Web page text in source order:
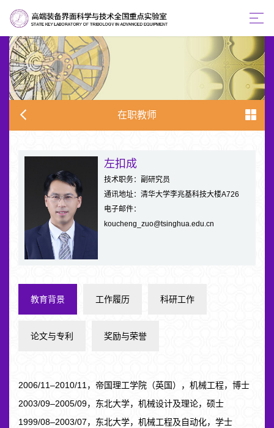
在职教师
左扣成
技术职务：副研究员
通讯地址：清华大学李兆基科技大楼A726
电子邮件：
koucheng_zuo@tsinghua.edu.cn
教育背景 工作履历 科研工作
论文与专利 奖励与荣誉
2006/11–2010/11，帝国理工学院（英国），机械工程，博士
2003/09–2005/09，东北大学，机械设计及理论，硕士
1999/08–2003/07，东北大学，机械工程及自动化，学士